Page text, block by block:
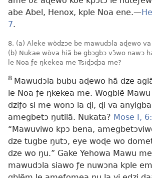
abe Abel, Henox, kple Noa ene.—
7.
8. (a) Aleke wòdzɔe be mawudɔla aɖewo va
(b) Nukae wòva hiã be gbɔgbɔ vɔ̃wo nawɔ
le Noa ƒe ŋkekea me Tsiɖɔɖɔa me?
8 Mawudɔla bubu aɖewo hã dze
le Noa ƒe ŋkekea me. Wogblẽ Mawu
dziƒo si me wonɔ la ɖi, ɖi va
amegbetɔ ŋutilã. Nukata? Mose I,
“Mawuviwo kpɔ bena,
dze tugbe ŋutɔ, eye woɖe wo
dze wo ŋu.” Gake Yehowa Mawu
mawudɔla siawo ƒe nuwɔna kple